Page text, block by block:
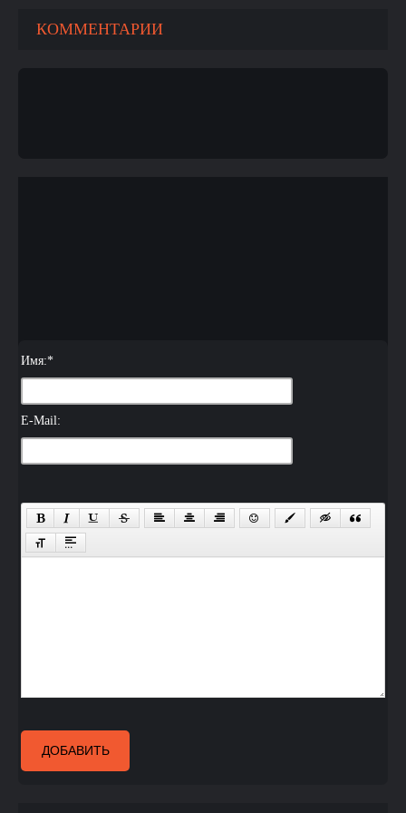
КОММЕНТАРИИ
Имя:*
E-Mail:
ДОБАВИТЬ